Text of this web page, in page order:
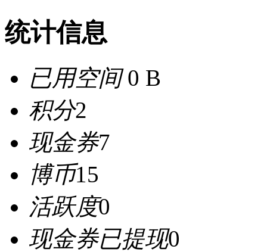
统计信息
已用空间0 B
积分2
现金券7
博币15
活跃度0
现金券已提现0